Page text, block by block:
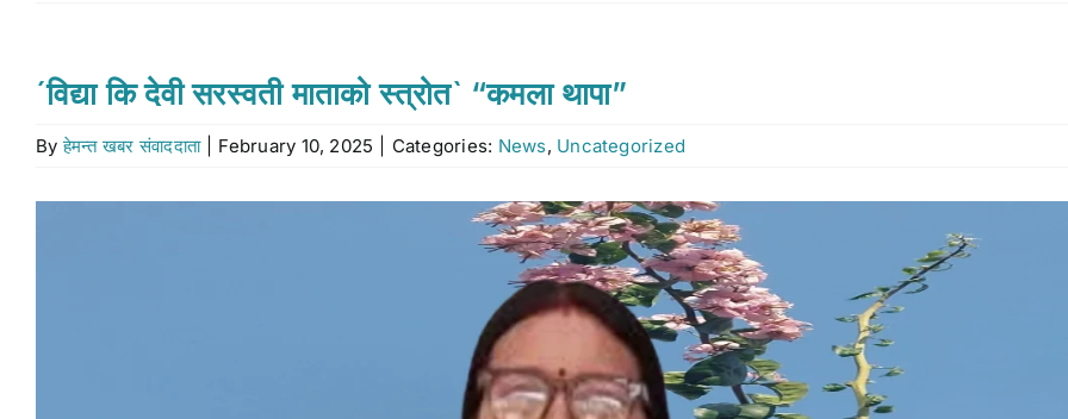
´विद्या कि देवी सरस्वती माताको स्त्रोत` “कमला थापा”
Byहेमन्त खबर संवाददाता February 10, 2025 Categories: News, Uncategorized